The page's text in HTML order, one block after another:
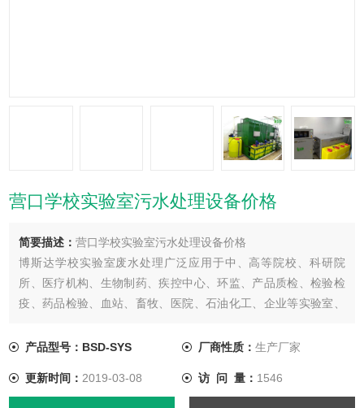
营口学校实验室污水处理设备价格
简要描述：营口学校实验室污水处理设备价格
博斯达学校实验室废水处理广泛应用于中、高等院校、科研院
所、医疗机构、生物制药、疾控中心、环监、产品质检、检验检
疫、药品检验、血站、畜牧、医院、石油化工、企业等实验室、
【GB8978-1996】中的一级、二级、三级标准，处理后的污水可
再利用。
产品型号：BSD-SYS 厂商性质： 生产厂家
更新时间： 2019-03-08 访 问 量： 1546